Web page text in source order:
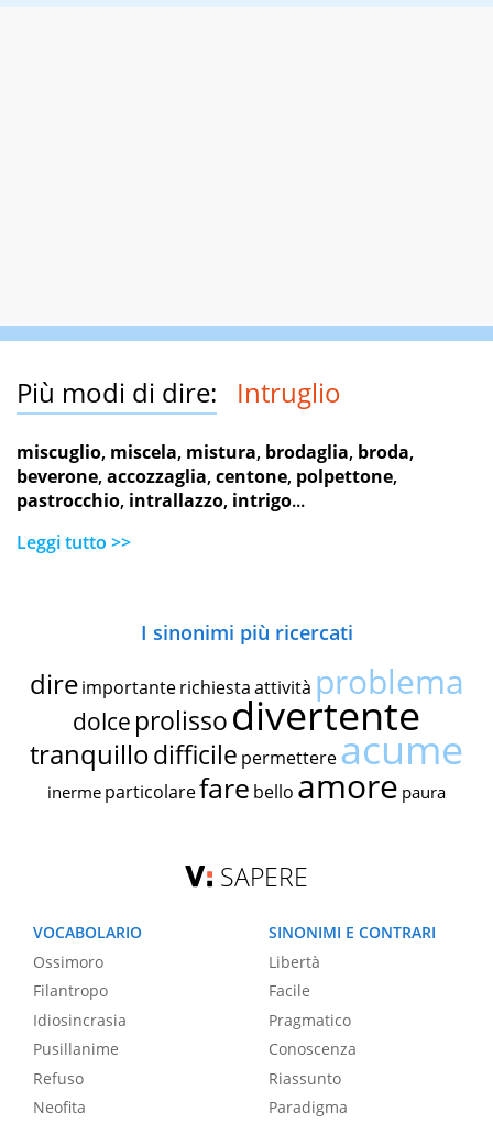
Più modi di dire: Intruglio
miscuglio, miscela, mistura, brodaglia, broda,
beverone,accozzaglia,centone, polpettone,
pastrocchio, intrallazzo, intrigo...
Leggi tutto >>
I sinonimi più ricercati
dire importante richiestaattività problema
dolce prolissodivertente
tranquillodifficile permettereacume
inerme particolarefare bello amore paura
SAPERE
VOCABOLARIO
Ossimoro
Filantropo
Idiosincrasia
Pusillanime
Refuso
Neofita
SINONIMI E CONTRARI
Libertà
Facile
Pragmatico
Conoscenza
Riassunto
Paradigma